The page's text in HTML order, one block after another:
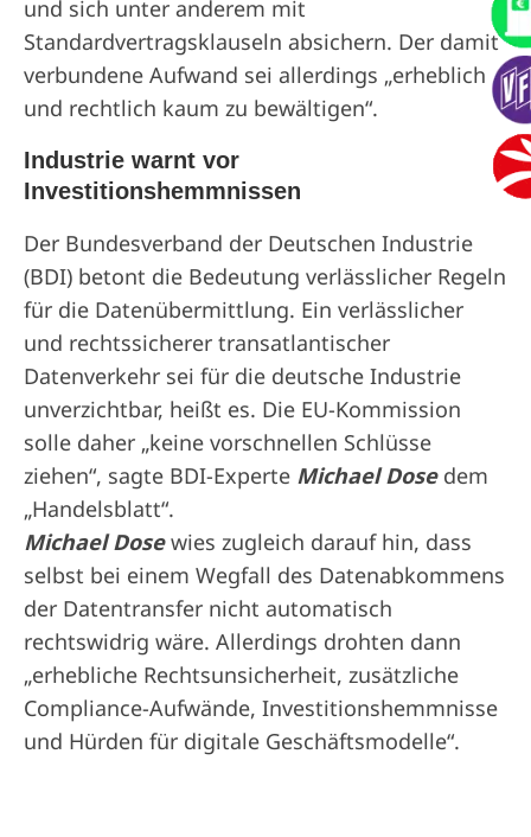
und sich unter anderem mit
Standardvertragsklauseln absichern. Der damit
verbundene Aufwand sei allerdings „erheblich
und rechtlich kaum zu bewältigen“.
Industrie warnt vor
Investitionshemmnissen
Der Bundesverband der Deutschen Industrie
(BDI) betont die Bedeutung verlässlicher Regeln
für die Datenübermittlung. Ein verlässlicher
und rechtssicherer transatlantischer
Datenverkehr sei für die deutsche Industrie
unverzichtbar, heißt es. Die EU-Kommission
solle daher „keine vorschnellen Schlüsse
ziehen“, sagte BDI-Experte Michael Dosedem
„Handelsblatt“.
Michael Dosewies zugleich darauf hin, dass
selbst bei einem Wegfall des Datenabkommens
der Datentransfer nicht automatisch
rechtswidrig wäre. Allerdings drohten dann
„erhebliche Rechtsunsicherheit, zusätzliche
Compliance-Aufwände, Investitionshemmnisse
und Hürden für digitale Geschäftsmodelle“.